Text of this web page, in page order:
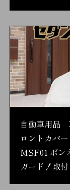
自動車用品
ロントカバ
MSF01 ボン
ガード！取